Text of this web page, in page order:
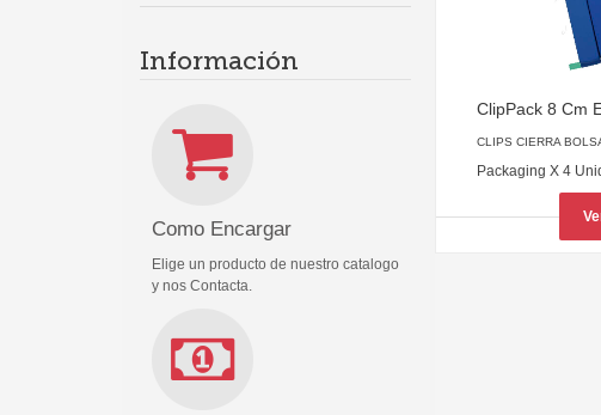
Información
Como Encargar
Elige un producto de nuestro catalogo
y nos Contacta.
ClipPack 8 Cm
CLIPS CIERRA
Packaging X 4